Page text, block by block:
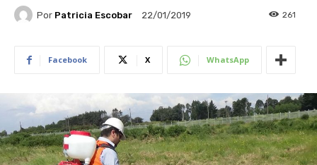
Por Patricia Escobar 22/01/2019 261
Facebook X WhatsApp